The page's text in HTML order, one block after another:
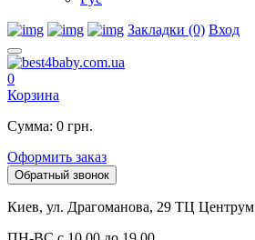
Закладки (0) Вход
0
Корзина
Сумма: 0 грн.
Оформить заказ
Обратный звонок
Киев, ул. Драгоманова, 29 ТЦ Центрум